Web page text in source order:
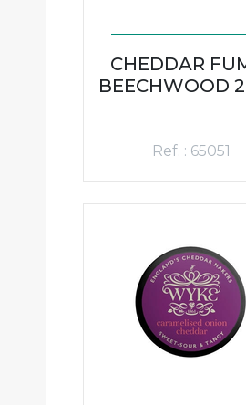
CHEDDAR
BEECHWOOD
Ref. : 65051